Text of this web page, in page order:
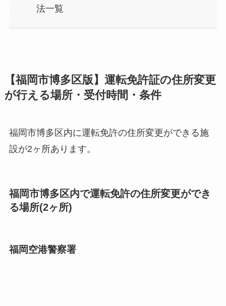
法一覧
【福岡市博多区版】運転免許証の住所変更
が行える場所・受付時間・条件
福岡市博多区内に運転免許の住所変更ができる施
設が2ヶ所あります。
福岡市博多区内で運転免許の住所変更ができ
る場所(2ヶ所)
福岡空港警察署